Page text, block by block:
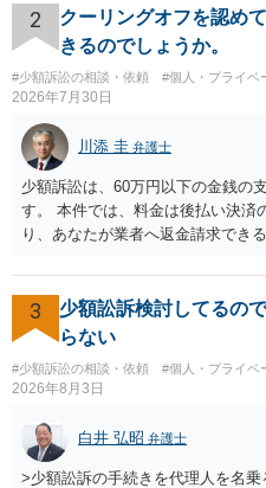
し、やむを得ず、返還金23万円及
を求める民事訴訟、支払督促その
す。 その際には、訴訟に要する費
いても併せて請求する予定ですの
は、貴殿自らが契約を解約したこ
求めるものにすぎません。貴殿の
の内部事情は、私に対する返還義
及ぼすものではありません。 これ
せることなく、誠意をもって速や
く求めます。 以上
2
クーリングオフを認め
きるのでしょうか。
#少額訴訟の相談・依頼 #個人・プライベ
2026年7月30日
川添 圭 弁護士
少額訴訟は、60万円以下の金銭の
す。 本件では、料金は後払い決済
り、あなたが業者へ返金請求でき
在確認請求訴訟を提起することも
業者へ（原契約のクーリング・オ
の通知書を送り、もし訴訟や支払
争う、というやり方がベターでは
センター等で、消費者問題に強い
ているなど）へ相談されることをお
3
少額訟訴検討してるの
らない
#少額訴訟の相談・依頼 #個人・プライベ
2026年8月3日
白井 弘昭 弁護士
>少額訟訴の手続きを代理人を名